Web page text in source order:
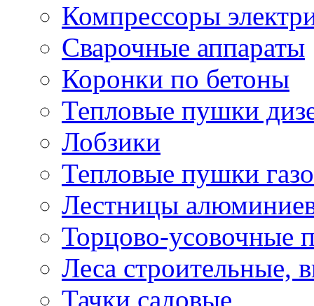
Компрессоры
Сварочные аппараты
Коронки по бетоны
Тепловые пушки
Лобзики
Тепловые пушки
Лестницы
Торцово-усовочные
Леса строительные,
Тачки садовые